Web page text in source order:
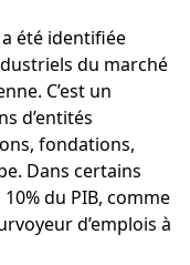
été identifiée
du marché
C’est un
d’entités
fondations,
Dans certains
du PIB, comme
d’emplois à